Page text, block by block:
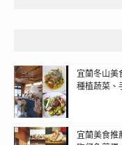
宜蘭冬山美
種植蔬菜、
宜蘭美食推